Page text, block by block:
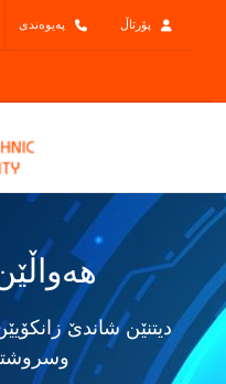
پۆرتاڵ پەیوەندی
دیتنێن شاندێ